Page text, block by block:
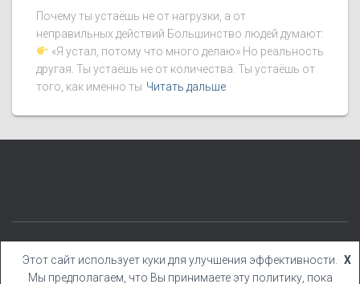
Почему ты устаёшь не от нагрузки, а от
неправильных действий Большинство людей думают:
«Я устал, потому что много делаю» Но реальность
другая. Ты устаёшь не от количества. Ты устаёшь от
того, как именно ты Читать дальше
КАТЕГОРИИ БЛОГ БОНУСЫ КНИГИ YOUTUBE
Этот сайт использует куки для улучшения эффективности.
Мы предполагаем, что Вы принимаете эту политику, пока
X